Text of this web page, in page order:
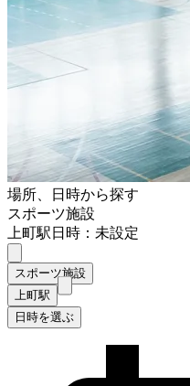
場所、日時から探す
スポーツ施設
上町駅日時：未設定
スポーツ施設
上町駅
日時を選ぶ